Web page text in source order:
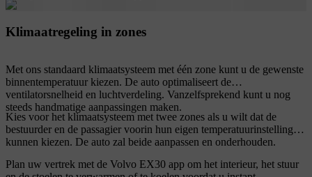
Klimaatregeling in zones
Met ons standaard klimaatsysteem met één zone kunt u de gewenste
binnentemperatuur kiezen. De auto optimaliseert de
ventilatorsnelheid en luchtverdeling. Vanzelfsprekend kunt u nog
steeds handmatige aanpassingen maken.
Kies voor het klimaatsysteem met twee zones als u wilt dat de
bestuurder en de passagier voorin hun eigen temperatuurinstellingen
kunnen kiezen. De auto zal beide aanpassen en onderhouden.
Plan uw vertrek met de Volvo EX30 app om het interieur, het stuur